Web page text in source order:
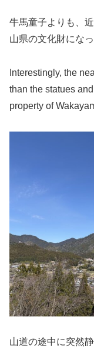
牛馬童子よりも、
山県の文化財になっ
Interestingly, the
than the statues
property of
山道の途中に突然